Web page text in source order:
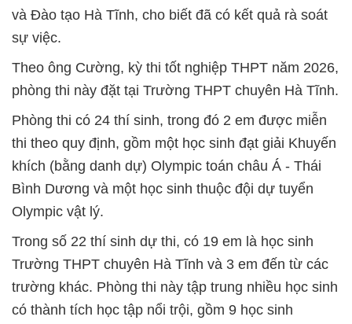
và Đào tạo Hà Tĩnh, cho biết đã có kết quả rà soát
sự việc.
Theo ông Cường, kỳ thi tốt nghiệp THPT năm 2026,
phòng thi này đặt tại Trường THPT chuyên Hà Tĩnh.
Phòng thi có 24 thí sinh, trong đó 2 em được miễn
thi theo quy định, gồm một học sinh đạt giải Khuyến
khích (bằng danh dự) Olympic toán châu Á - Thái
Bình Dương và một học sinh thuộc đội dự tuyển
Olympic vật lý.
Trong số 22 thí sinh dự thi, có 19 em là học sinh
Trường THPT chuyên Hà Tĩnh và 3 em đến từ các
trường khác. Phòng thi này tập trung nhiều học sinh
có thành tích học tập nổi trội, gồm 9 học sinh